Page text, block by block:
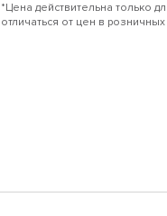
*Цена действительна только
отличаться от цен в